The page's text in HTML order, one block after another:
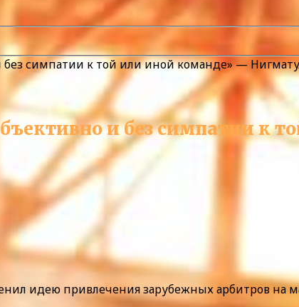
симпатии к той или иной команде» —
и без симпатии к
идею привлечения зарубежных арбитров на